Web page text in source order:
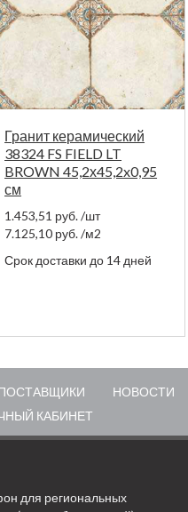
Гранит керамический
38324 FS FIELD LT
BROWN 45,2х45,2x0,95
см
1.453,51 руб./шт
7.125,10 руб./м2
Срок доставки до 14 дней
НОВОСТИ
КАБИНЕТ
для региональных